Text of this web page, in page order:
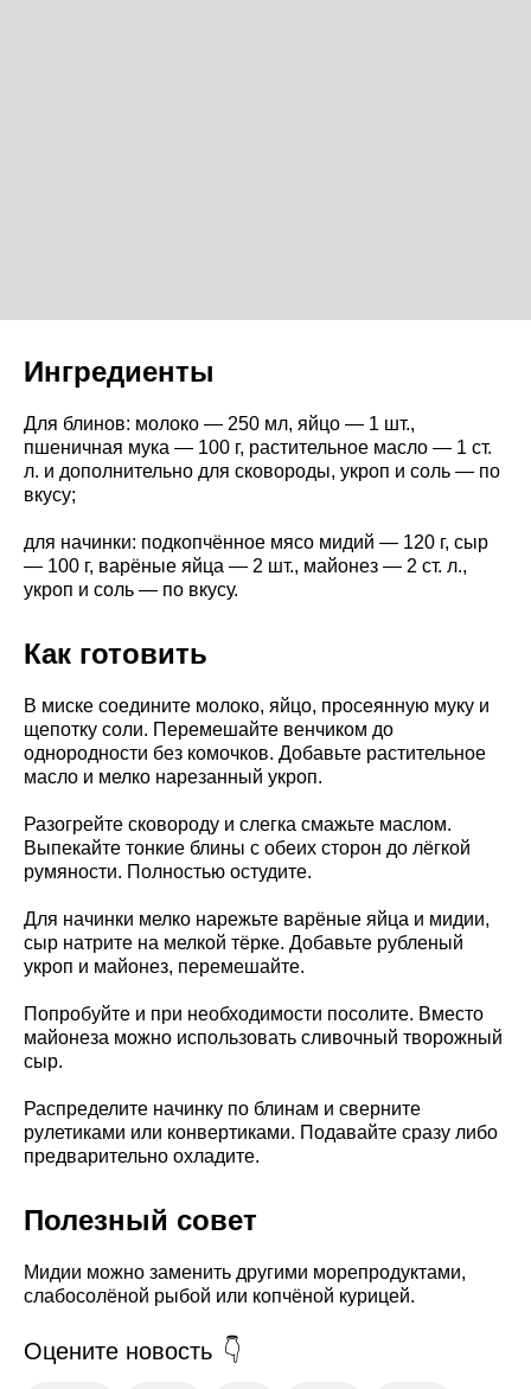
Ингредиенты
Для блинов: молоко — 250 мл, яйцо — 1 шт.,
пшеничная мука — 100 г, растительное масло — 1 ст.
л. и дополнительно для сковороды, укроп и соль — по
вкусу;
для начинки: подкопчённое мясо мидий — 120 г, сыр
— 100 г, варёные яйца — 2 шт., майонез — 2 ст. л.,
укроп и соль — по вкусу.
Как готовить
В миске соедините молоко, яйцо, просеянную муку и
щепотку соли. Перемешайте венчиком до
однородности без комочков. Добавьте растительное
масло и мелко нарезанный укроп.
Разогрейте сковороду и слегка смажьте маслом.
Выпекайте тонкие блины с обеих сторон до лёгкой
румяности. Полностью остудите.
Для начинки мелко нарежьте варёные яйца и мидии,
сыр натрите на мелкой тёрке. Добавьте рубленый
укроп и майонез, перемешайте.
Попробуйте и при необходимости посолите. Вместо
майонеза можно использовать сливочный творожный
сыр.
Распределите начинку по блинам и сверните
рулетиками или конвертиками. Подавайте сразу либо
предварительно охладите.
Полезный совет
Мидии можно заменить другими морепродуктами,
слабосолёной рыбой или копчёной курицей.
Оцените новость